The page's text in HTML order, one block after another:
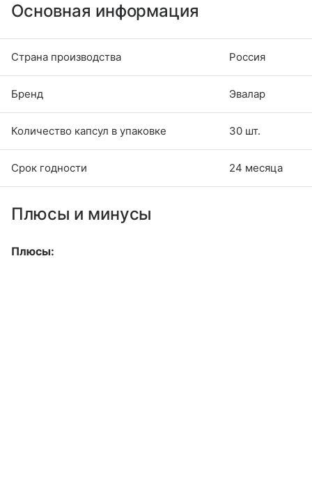
Основная информация
Страна производства Россия
Бренд Эвалар
Количество капсул в упаковке 30 шт.
Срок годности 24 месяца
Плюсы и минусы
Плюсы: